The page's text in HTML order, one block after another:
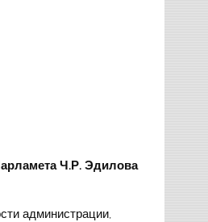
Ч.Р. Эдилова
администрации,